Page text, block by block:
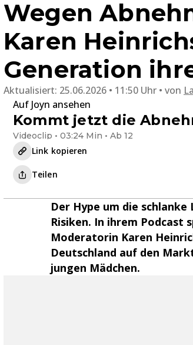
Wegen
Karen
Generation
Aktualisiert: 25.06.2026 • 11:50 Uhr von
Auf Joyn ansehen
Kommt jetzt die
Videoclip • 03:24 Min • Ab 12
Link kopieren
Teilen
Der Hype um die
Risiken. In ihrem Podcast
Moderatorin Karen
Deutschland auf den
jungen Mädchen.